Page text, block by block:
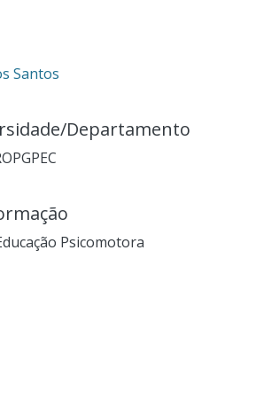
Santos
Departamento
Psicomotora